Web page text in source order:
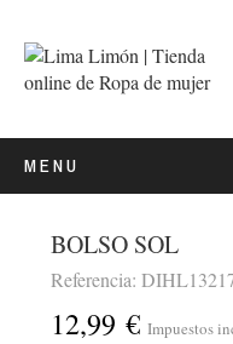
MENU
BOLSO SOL
Referencia:
12,99 € Impuestos